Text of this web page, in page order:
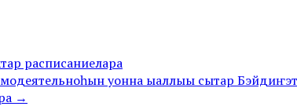
расписаниелара
уонна ыаллыы сытар
→